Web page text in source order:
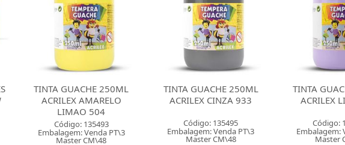
TINTA GUACHE 250ML
ACRILEX CINZA 933
Código: 135495
Embalagem: Venda PT\3
Master CM\48
TINTA GUACHE 250ML
ACRILEX LILAS 528
Código: 135496
Embalagem: Venda PT\3
Master CM\48
TINTA
ACRILEX
Código:
Embalagem:
Master